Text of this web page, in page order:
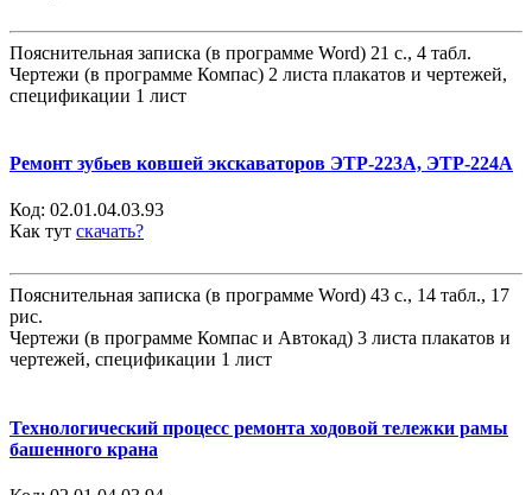
Пояснительная записка (в программе Word) 21 с., 4 табл.
Чертежи (в программе Компас) 2 листа плакатов и чертежей,
спецификации 1 лист
Ремонт зубьев ковшей экскаваторов ЭТР-223А, ЭТР-224А
Код: 02.01.04.03.93
Как тут скачать?
Пояснительная записка (в программе Word) 43 с., 14 табл., 17
рис.
Чертежи (в программе Компас и Автокад) 3 листа плакатов и
чертежей, спецификации 1 лист
Технологический процесс ремонта ходовой тележки рамы
башенного крана